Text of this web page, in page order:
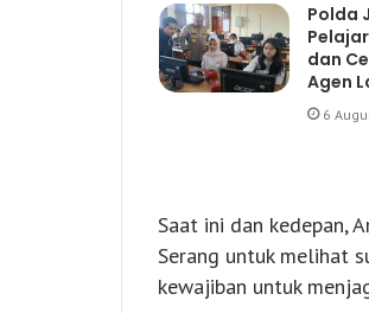
Polda
dan
Agen
6
Saat ini dan kedepan,
Serang untuk melihat
kewajiban untuk